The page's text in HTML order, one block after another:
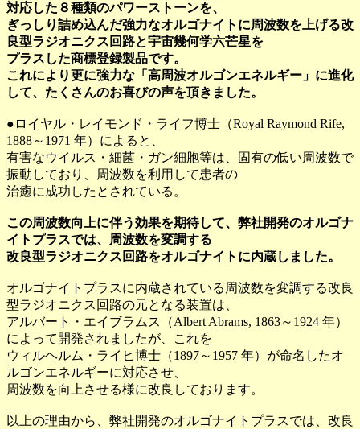
対応した８種類のパワーストーンを、
ぎっしり詰め込んだ強力なオルゴナイトに周波数を上げる改
良型ラジオニクス回路と宇宙幾何学六芒星を
プラスした商標登録製品です。
これにより更に強力な「高周波オルゴンエネルギー」に進化
して、たくさんのお喜びの声を頂きました。
●ロイヤル・レイモンド・ライフ博士（Royal Raymond Rife,
1888～1971 年）によると、
有害なウイルス・細菌・ガン細胞等は、固有の低い周波数で
振動しており、周波数を利用して患者の
治癒に成功したとされている。
この周波数向上に伴う効果を期待して、弊社開発のオルゴナ
イトプラスでは、周波数を変調する
改良型ラジオニクス回路をオルゴナイトに内蔵しました。
オルゴナイトプラスに内蔵されている周波数を変調する改良
型ラジオニクス回路の元となる装置は、
アルバート・エイブラムス（Albert Abrams, 1863～1924 年）
によって開発されましたが、これを
ウィルヘルム・ライヒ博士（1897～1957 年）が命名したオ
ルゴンエネルギーに対応させ、
周波数を向上させる様に改良しております。
以上の理由から、弊社開発のオルゴナイトプラスでは、改良